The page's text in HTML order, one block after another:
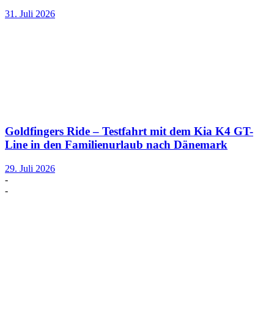
31. Juli 2026
Goldfingers Ride – Testfahrt mit dem Kia K4 GT-
Line in den Familienurlaub nach Dänemark
29. Juli 2026
-
-